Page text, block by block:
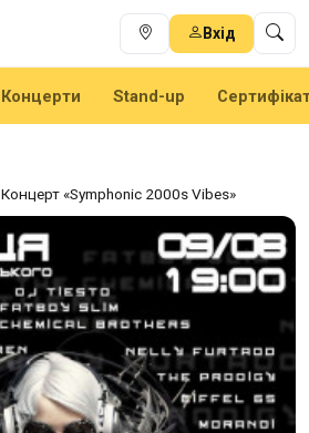
Вхід
Концерти Stand-up
Концерт «Symphonic 2000s Vibes»